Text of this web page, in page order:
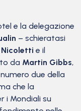
e la delegazione
– schieratasi
Nicoletti e il
da Martin Gibbs,
due della
che la
i Mondiali su